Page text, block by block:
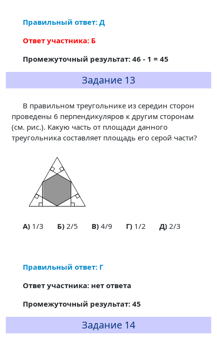
Правильный ответ: Д
Ответ участника: Б
Промежуточный результат: 46 - 1 = 45
Задание 13
В правильном треугольнике из середин сторон
проведены 6 перпендикуляров к другим сторонам
(см. рис.). Какую часть от площади данного
треугольника составляет площадь его серой части?
A)1/3 Б)2/5 В)4/9 Г)1/2 Д)2/3
Правильный ответ: Г
Ответ участника: нет ответа
Промежуточный результат: 45
Задание 14